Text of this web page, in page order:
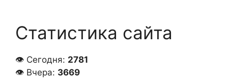
Статистика сайта
👁 Сегодня: 2781
👁 Вчера: 3669